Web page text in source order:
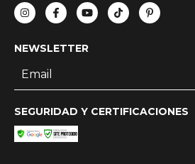
NEWSLETTER
SEGURIDAD Y CERTIFICACIONES